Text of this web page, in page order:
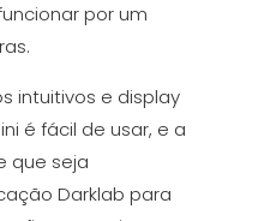
por um
intuitivos e display
é fácil de usar, e a
que seja
Darklab para